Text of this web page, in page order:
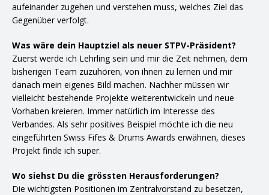
aufeinander zugehen und verstehen muss, welches Ziel das
Gegenüber verfolgt.
Was wäre dein Hauptziel als neuer STPV-Präsident?
Zuerst werde ich Lehrling sein und mir die Zeit nehmen, dem
bisherigen Team zuzuhören, von ihnen zu lernen und mir
danach mein eigenes Bild machen. Nachher müssen wir
vielleicht bestehende Projekte weiterentwickeln und neue
Vorhaben kreieren. Immer natürlich im Interesse des
Verbandes. Als sehr positives Beispiel möchte ich die neu
eingeführten Swiss Fifes & Drums Awards erwähnen, dieses
Projekt finde ich super.
Wo siehst Du die grössten Herausforderungen?
Die wichtigsten Positionen im Zentralvorstand zu besetzen,